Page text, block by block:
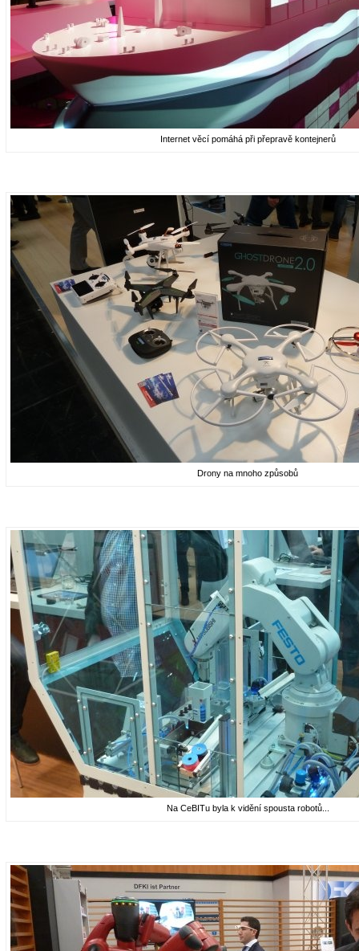
Internet věcí pomáhá při přepravě kontejnerů
Drony na mnoho způsobů
Na CeBITu byla k vidění spousta robotů...